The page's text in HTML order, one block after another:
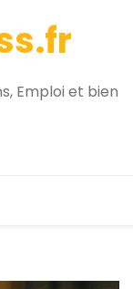
Emploi et bien